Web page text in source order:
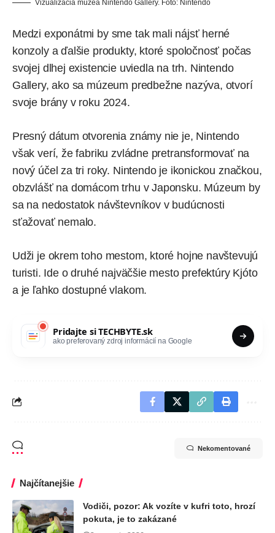
Vizualizácia múzea Nintendo Gallery. Foto: Nintendo
Medzi exponátmi by sme tak mali nájsť herné
konzoly a ďalšie produkty, ktoré spoločnosť počas
svojej dlhej existencie uviedla na trh. Nintendo
Gallery, ako sa múzeum predbežne nazýva, otvorí
svoje brány v roku 2024.
Presný dátum otvorenia známy nie je, Nintendo
však verí, že fabriku zvládne pretransformovať na
nový účel za tri roky. Nintendo je ikonickou značkou,
obzvlášť na domácom trhu v Japonsku. Múzeum by
sa na nedostatok návštevníkov v budúcnosti
sťažovať nemalo.
Udži je okrem toho mestom, ktoré hojne navštevujú
turisti. Ide o druhé najväčšie mesto prefektúry Kjóto
a je ľahko dostupné vlakom.
Pridajte siTECHBYTE.sk
ako preferovaný zdroj informácií na Google
Nekomentované
Najčítanejšie
Vodiči, pozor: Ak vozíte v kufri toto, hrozí
pokuta, je to zakázané